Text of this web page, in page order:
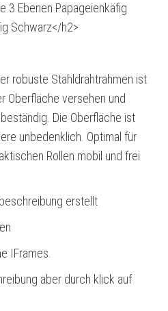
3 Ebenen Papageienkäfig
Schwarz</h2>
robuste Stahldrahtrahmen ist
Oberfläche versehen und
Die Oberfläche ist
unbedenklich. Optimal für
Rollen mobil und frei
erstellt
IFrames.
aber durch klick auf